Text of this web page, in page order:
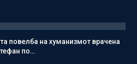
повелба на хуманизмот врачена
по…